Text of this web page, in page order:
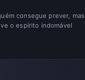
consegue prever, mas
o espírito indomável